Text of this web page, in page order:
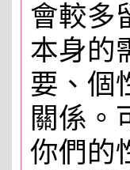
會較多
本身的
要、個
關係。
你們的